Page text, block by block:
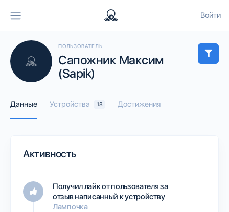
Войти
ПОЛЬЗОВАТЕЛЬ
Сапожник Максим
(Sapik)
Данные Устройства 18 Достижения
Активность
Получил лайк от пользователяза
отзыв написанный к устройству
Лампочка